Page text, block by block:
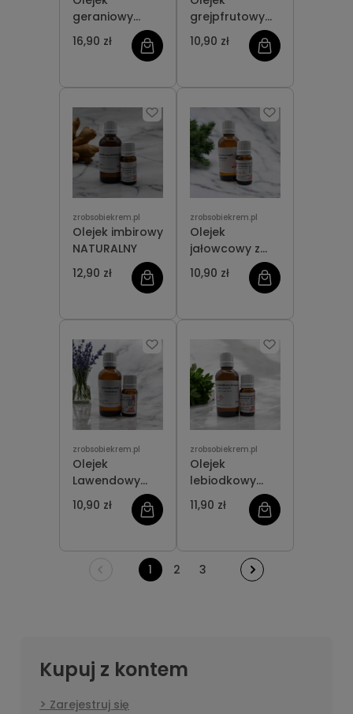
geraniowy
NATURALNY
16,90 zł
grejpfrutowy
NATURALNY
10,90 zł
zrobsobiekrem.pl
Olejek imbirowy
NATURALNY
12,90 zł
zrobsobiekrem.pl
Olejek
jałowcowy z
jagód
NATURALNY
10,90 zł
zrobsobiekrem.pl
Olejek
Lawendowy
NATURALNY
10,90 zł
zrobsobiekrem.pl
Olejek
lebiodkowy
(oregano)
NATURALNY
11,90 zł
1 2 3
Kupuj z kontem
Zarejestruj się